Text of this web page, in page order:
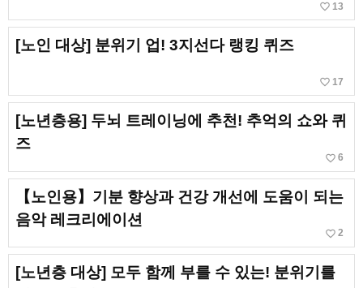
favorite_border 13
[노인 대상] 분위기 업! 3지선다 랭킹 퀴즈
favorite_border 17
[노년층용] 두뇌 트레이닝에 추천! 추억의 쇼와 퀴
즈
favorite_border 6
【노인용】기분 향상과 건강 개선에 도움이 되는
음악 레크리에이션
favorite_border 2
[노년층 대상] 모두 함께 부를 수 있는! 분위기를